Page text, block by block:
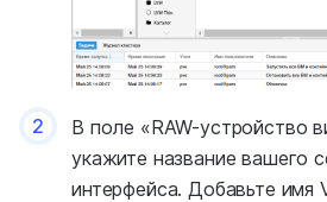
2
В поле «RAW-устройство
укажите название вашего
интерфейса. Добавьте имя